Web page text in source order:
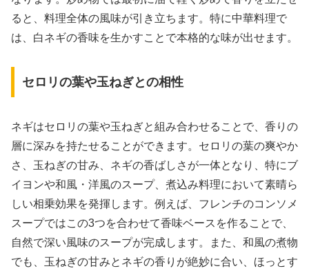
ると、料理全体の風味が引き立ちます。特に中華料理で
は、白ネギの香味を生かすことで本格的な味が出せます。
セロリの葉や玉ねぎとの相性
ネギはセロリの葉や玉ねぎと組み合わせることで、香りの
層に深みを持たせることができます。セロリの葉の爽やか
さ、玉ねぎの甘み、ネギの香ばしさが一体となり、特にブ
イヨンや和風・洋風のスープ、煮込み料理において素晴ら
しい相乗効果を発揮します。例えば、フレンチのコンソメ
スープではこの3つを合わせて香味ベースを作ることで、
自然で深い風味のスープが完成します。また、和風の煮物
でも、玉ねぎの甘みとネギの香りが絶妙に合い、ほっとす